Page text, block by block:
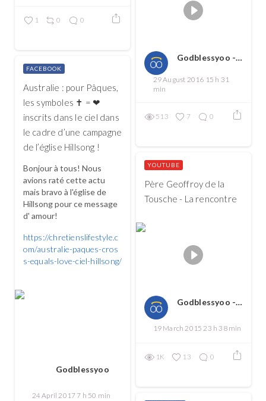
1 0 0
Godblessyoo - Spread love, spread the good
29 August 2016 15 h 31
min
513 7 0
Australie : pour Pâques,
les symboles ✝ = ❤
inscrits dans le ciel dans
le cadre d’une campagne
de l’église Hillsong !
Bonjour à tous! Nous
avions raté cette actu
mais bravo à l'église de
Hillsong pour ce message
d' amour!
https://chretienslifestyle.c
om/australie-paques-cros
s-equals-love-ciel-hillsong/
Godblessyoo
24 April 2017 7 h 50 min
FACEBOOK
Père Geoffroy de la
Tousche - La rencontre
Godblessyoo - Spread love, spread the good
19 March 2015 23 h 38 min
YOUTUBE
1K 13 0